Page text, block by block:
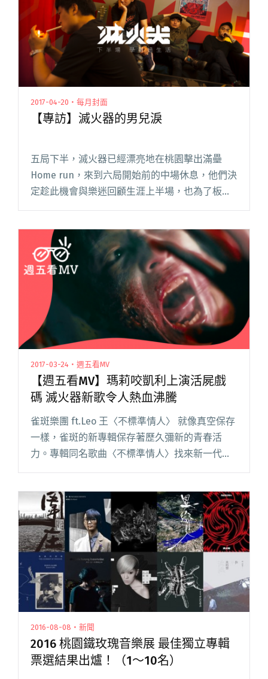
2017-04-20・每月封面
【專訪】滅火器的男兒淚
五局下半，滅火器已經漂亮地在桃園擊出滿壘
Home run，來到六局開始前的中場休息，他們決
定趁此機會與樂迷回顧生涯上半場，也為了板凳
還沒坐熱的新火種，推出精心剪輯、重新後製上
全文 "【專訪】滅火器的男兒淚"
2017-03-24・週五看MV
【週五看MV】瑪莉咬凱利上演活屍戲
碼 滅火器新歌令人熱血沸騰
雀斑樂團 ft.Leo 王〈不標準情人〉 就像真空保存
一樣，雀斑的新專輯保存著歷久彌新的青春活
力。專輯同名歌曲〈不標準情人〉找來新一代饒
舌才子 Leo 王合作，用明亮、輕快的 City-pop，
下閱讀全文 "【週五看MV】瑪莉咬凱利上演活屍
戲碼 滅火器新歌令人熱血沸騰"
2016-08-08・新聞
2016 桃園鐵玫瑰音樂展 最佳獨立專輯
票選結果出爐！（1～10名）